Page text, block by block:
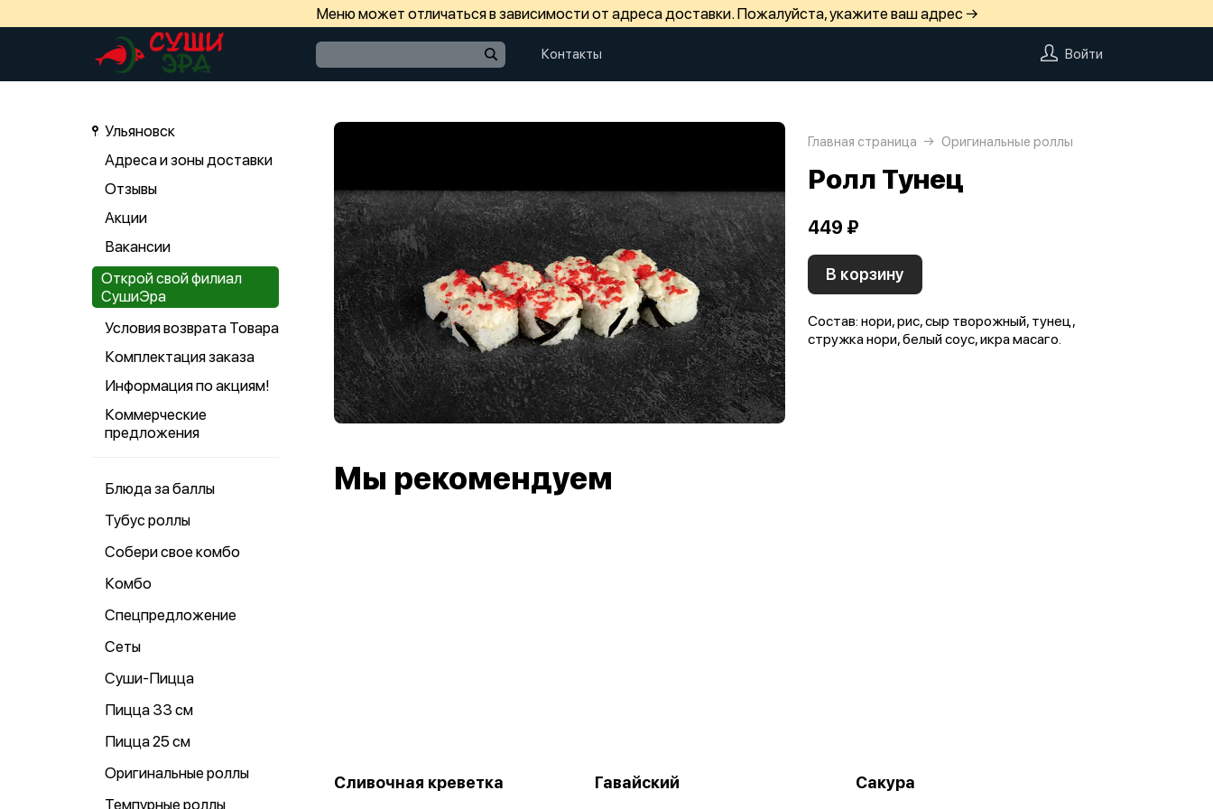
Меню может отличаться в зависимости от адреса доставки. Пожалуйста, укажите ваш адрес →
Контакты Войти
Ульяновск
Адреса и зоны доставки
Отзывы
Акции
Вакансии
Открой свой филиал
СушиЭра
Условия возврата Товара
Комплектация заказа
Информация по акциям!
Коммерческие
предложения
Блюда за баллы
Тубус роллы
Собери свое комбо
Комбо
Спецпредложение
Сеты
Суши-Пицца
Пицца 33 см
Пицца 25 см
Оригинальные роллы
Темпурные роллы
Главная страница Оригинальные роллы
Ролл Тунец
449 ₽
В корзину
Состав: нори, рис, сыр творожный, тунец,
стружка нори, белый соус, икра масаго.
Мы рекомендуем
Сливочная креветка Гавайский Сакура